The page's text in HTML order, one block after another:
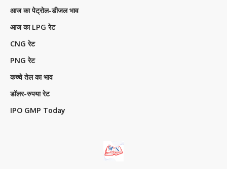
आज का पेट्रोल-डीजल भाव
आज का LPG रेट
CNG रेट
PNG रेट
कच्चे तेल का भाव
डॉलर-रुपया रेट
IPO GMP Today